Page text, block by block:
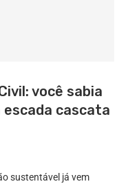
você sabia
cascata
sustentável já vem